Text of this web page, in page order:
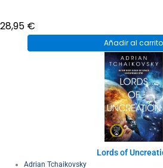
28,95 €
Añadir al carrito
Lords of
Adrian Tchaikovsky